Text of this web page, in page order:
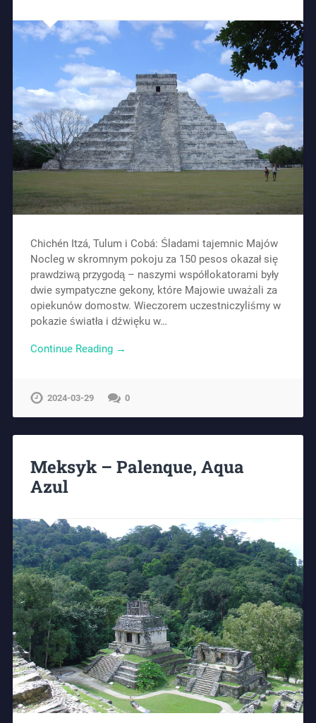
Chichén Itzá, Tulum i Cobá: Śladami tajemnic Majów
Nocleg w skromnym pokoju za 150 pesos okazał się
prawdziwą przygodą – naszymi współlokatorami były
dwie sympatyczne gekony, które Majowie uważali za
opiekunów domostw. Wieczorem uczestniczyliśmy w
pokazie światła i dźwięku w…
Continue Reading →
2024-03-29 0
Meksyk – Palenque, Aqua
Azul